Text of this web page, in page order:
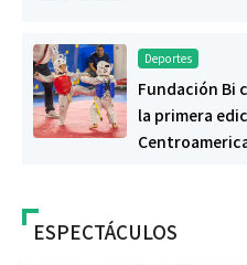
Deportes
Fundación Bi
la primera
ESPECTÁCULOS